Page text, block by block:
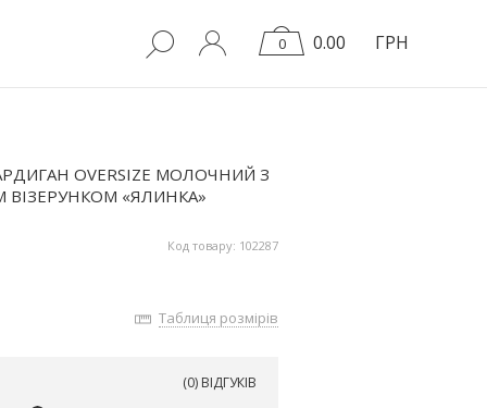
0 0.00 ГРН
OVERSIZE МОЛОЧНИЙ З
«ЯЛИНКА»
Код товару: 102287
Таблиця розмірів
(0) ВІДГУКІВ